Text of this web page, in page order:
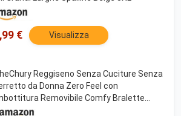
€ Visualizza
Reggiseno Senza Cuciture Senza
da Donna Zero Feel con
Removibile Comfy Bralette
Senza Ferretto Reggiseno